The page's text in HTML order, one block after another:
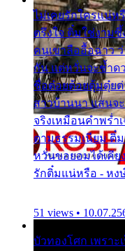
ไม่เคยรักใครแน่ห
ตรึงใจ ติ๋มใช่งาม
คนเขาลืออื้อฉาว
กัน แต่หวั่นจะช้ำด
ชื่อต๋อยต้อยตุ้มตุ๋ยต่
สาวบ้านนา แสนจ
จริงเหมือนคำพร่ำ
ตามธรรมเนียม ติ๋
หวั่นขอยอมได้เคียง
รักติ๋มแน่หรือ - หง
51 views •
บัวทองโศก เพรา